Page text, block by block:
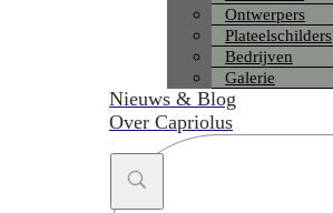
Ontwerpers
Plateelschilders
Bedrijven
Galerie
Nieuws & Blog
Over Capriolus